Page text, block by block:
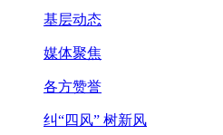
基层动态
媒体聚焦
各方赞誉
纠“四风” 树新风